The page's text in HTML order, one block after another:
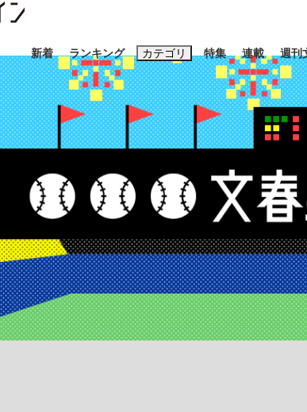
新着 ランキング カテゴリ
スクープ ニュース エンタメ
する。でも…」本田圭佑が初めて明かした日本代表監督に
特集 連載 週刊
おすすめのキーワードタグ一覧
#藤田晋 #三山凌輝 #高市早苗 #後
#玉木雄一郎
#亀和田武